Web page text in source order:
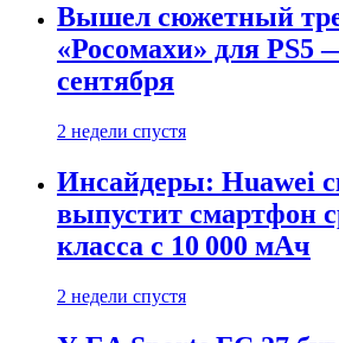
Вышел сюжетный
«Росомахи» для PS5
сентября
2 недели спустя
Инсайдеры: Huawei
выпустит смартфон
класса с 10 000 мАч
2 недели спустя